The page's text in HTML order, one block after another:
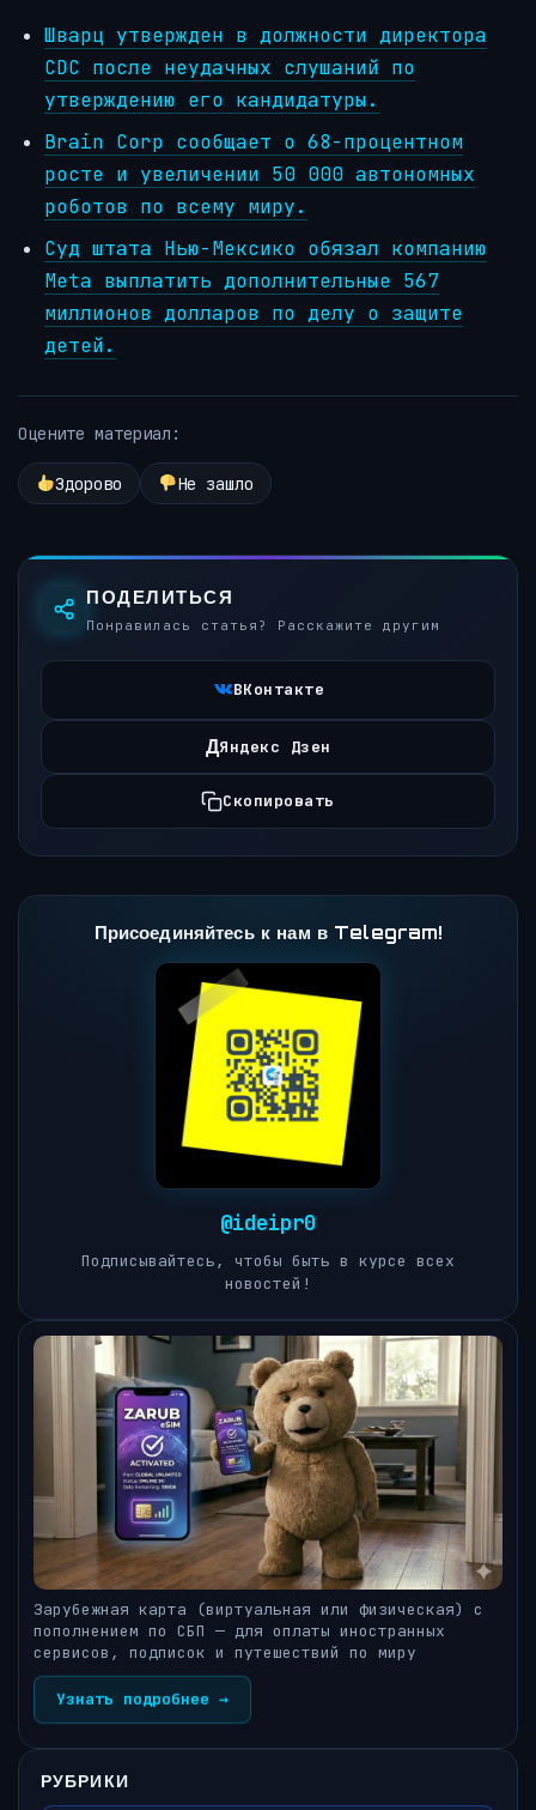
Шварц утвержден в должности директора
CDC после неудачных слушаний по
утверждению его кандидатуры.
Brain Corp сообщает о 68-процентном
росте и увеличении 50 000 автономных
роботов по всему миру.
Суд штата Нью-Мексико обязал компанию
Meta выплатить дополнительные 567
миллионов долларов по делу о защите
детей.
Оцените материал:
Здорово Не зашло
ПОДЕЛИТЬСЯ
Понравилась статья? Расскажите другим
ВКонтакте
ДЯндекс Дзен
Скопировать
Присоединяйтесь к нам в Telegram!
@ideipr0
Подписывайтесь, чтобы быть в курсе всех
новостей!
Зарубежная карта (виртуальная или физическая) с
пополнением по СБП — для оплаты иностранных
сервисов, подписок и путешествий по миру
Узнать подробнее →
РУБРИКИ